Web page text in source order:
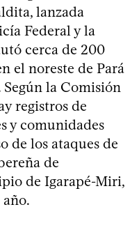
lanzada
Federal y la
cerca de 200
el noreste de Pará
Según la Comisión
registros de
y comunidades
de los ataques de
de
de Igarapé-Miri,